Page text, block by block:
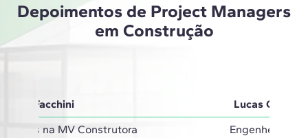
Depoimentos de Project Managers
em Construção
Carla Facchini
na MV Construtora
Lucas Guedes
Engenheiro